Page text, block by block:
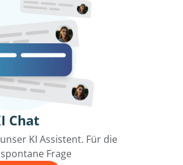
Chat
KI Assistent. Für die
Frage